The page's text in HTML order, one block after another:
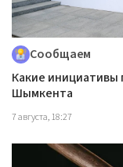
Сообщаем
Какие инициативы
Шымкента
7 августа, 18:27